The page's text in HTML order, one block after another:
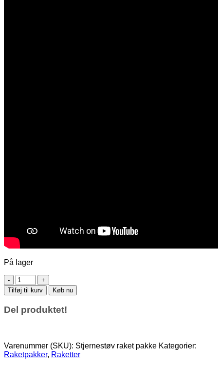
På lager
Stjernestøv
Raket
pakke
5
stk
Tilføj til kurv Køb nu
Del produktet!
Varenummer (SKU): Stjernestøv raket pakke Kategorier:
Raketpakker, Raketter